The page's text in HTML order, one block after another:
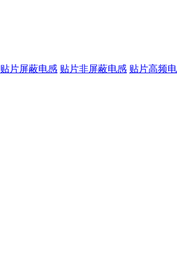
贴片屏蔽电感 贴片非屏蔽电感 贴片高频